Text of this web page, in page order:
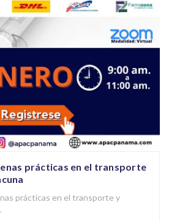
prácticas en el transporte
prácticas en el transporte y